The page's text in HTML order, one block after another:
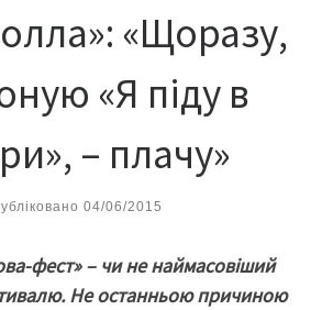
«Щоразу,
«Я піду в
– плачу»
04/06/2015
фест»–чи не наймасовіший
Не останньою причиною